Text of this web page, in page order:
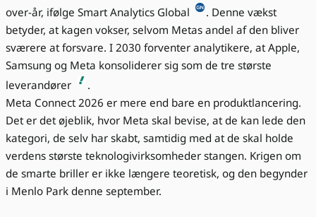
over-år, ifølge Smart Analytics Global
. Denne vækst
betyder, at kagen vokser, selvom Metas andel af den bliver
sværere at forsvare. I 2030 forventer analytikere, at Apple,
Samsung og Meta konsoliderer sig som de tre største
leverandører
.
Meta Connect 2026 er mere end bare en produktlancering.
Det er det øjeblik, hvor Meta skal bevise, at de kan lede den
kategori, de selv har skabt, samtidig med at de skal holde
verdens største teknologivirksomheder stangen. Krigen om
de smarte briller er ikke længere teoretisk, og den begynder
i Menlo Park denne september.